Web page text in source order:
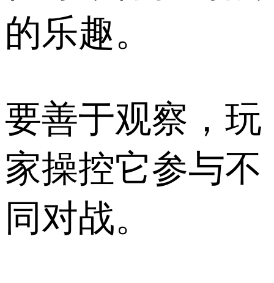
的乐趣。
要善于观察，玩
家操控它参与不
同对战。